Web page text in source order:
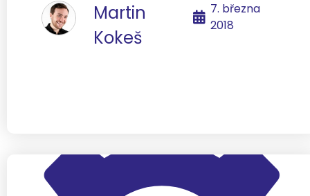
Martin
Kokeš
7. března
2018